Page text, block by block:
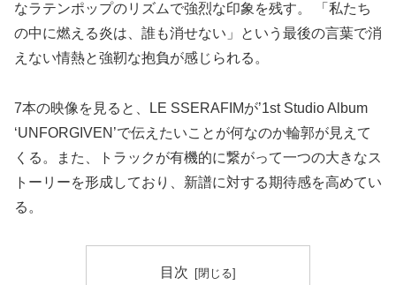
なラテンポップのリズムで強烈な印象を残す。 「私たち
の中に燃える炎は、誰も消せない」という最後の言葉で消
えない情熱と強靭な抱負が感じられる。
7本の映像を見ると、LE SSERAFIMが’1st Studio Album
‘UNFORGIVEN’で伝えたいことが何なのか輪郭が見えて
くる。また、トラックが有機的に繋がって一つの大きなス
トーリーを形成しており、新譜に対する期待感を高めてい
る。
目次